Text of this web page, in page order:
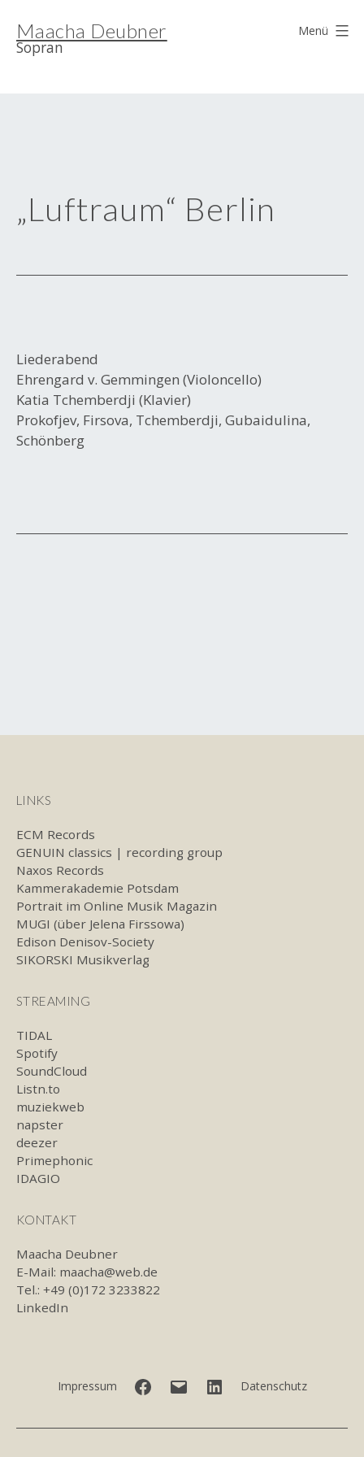
Inhalt
springen
Maacha Deubner
Sopran
Menü
„Luftraum“ Berlin
Liederabend
Ehrengard v. Gemmingen (Violoncello)
Katia Tchemberdji (Klavier)
Prokofjev, Firsova, Tchemberdji, Gubaidulina,
Schönberg
LINKS
ECM Records
GENUIN classics | recording group
Naxos Records
Kammerakademie Potsdam
Portrait im Online Musik Magazin
MUGI (über Jelena Firssowa)
Edison Denisov-Society
SIKORSKI Musikverlag
STREAMING
TIDAL
Spotify
SoundCloud
Listn.to
muziekweb
napster
deezer
Primephonic
IDAGIO
KONTAKT
Maacha Deubner
E-Mail: maacha@web.de
Tel.: +49 (0)172 3233822
LinkedIn
Impressum Facebook LinkedIn
Datenschutz